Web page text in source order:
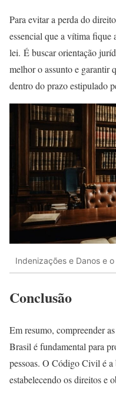
Para evitar a perda do
essencial que a vítima fique
lei. É buscar orientação
melhor o assunto e garantir
dentro do prazo estipulado
Indenizações e Danos e
Conclusão
Em resumo, compreender
Brasil é fundamental para
pessoas. O Código Civil é a
estabelecendo os direitos e